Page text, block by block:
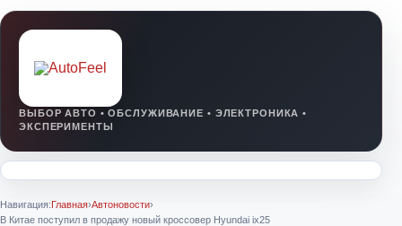
Навигация:Главная›Автоновости›
В Китае поступил в продажу новый кроссовер Hyundai ix25